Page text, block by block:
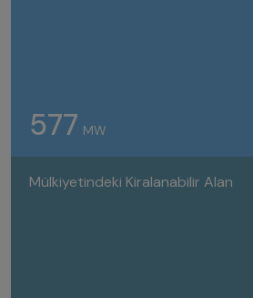
577 MW
Mülkiyetindeki Kiralanabilir Alan